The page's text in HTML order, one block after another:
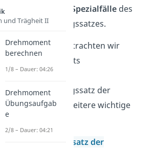
Spezialfälledes
Energieerhaltungssatzes.
Im Folgenden betrachten wir
neben dem bereits
angesprochenen
Energieerhaltungssatz der
Mechanik zwei weitere wichtige
Spezialfälle:
Erster Hauptsatz der
und Trägheit II
Drehmoment
berechnen
1/8 – Dauer: 04:26
Drehmoment
Übungsaufgab
e
2/8 – Dauer: 04:21